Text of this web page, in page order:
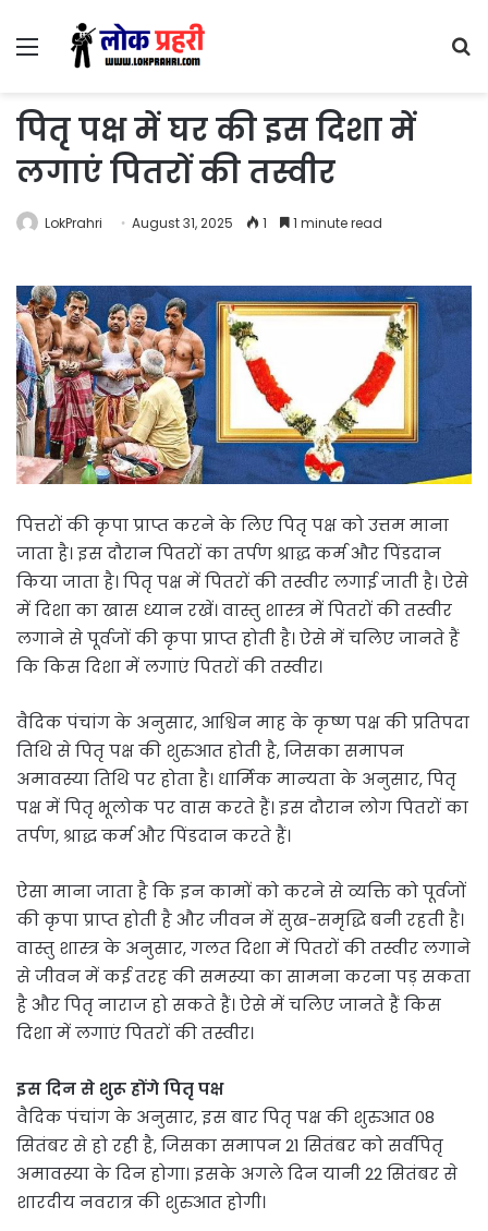
Menu
पितृ पक्ष में घर की इस दिशा में
लगाएं पितरों की तस्वीर
LokPrahri August 31, 2025 1 1 minute read
पित्तरों की कृपा प्राप्त करने के लिए पितृ पक्ष को उत्तम माना
जाता है। इस दौरान पितरों का तर्पण श्राद्ध कर्म और पिंडदान
किया जाता है। पितृ पक्ष में पितरों की तस्वीर लगाई जाती है। ऐसे
में दिशा का खास ध्यान रखें। वास्तु शास्त्र में पितरों की तस्वीर
लगाने से पूर्वजों की कृपा प्राप्त होती है। ऐसे में चलिए जानते हैं
कि किस दिशा में लगाएं पितरों की तस्वीर।
वैदिक पंचांग के अनुसार, आश्विन माह के कृष्ण पक्ष की प्रतिपदा
तिथि से पितृ पक्ष की शुरुआत होती है, जिसका समापन
अमावस्या तिथि पर होता है। धार्मिक मान्यता के अनुसार, पितृ
पक्ष में पितृ भूलोक पर वास करते हैं। इस दौरान लोग पितरों का
तर्पण, श्राद्ध कर्म और पिंडदान करते हैं।
ऐसा माना जाता है कि इन कामों को करने से व्यक्ति को पूर्वजों
की कृपा प्राप्त होती है और जीवन में सुख-समृद्धि बनी रहती है।
वास्तु शास्त्र के अनुसार, गलत दिशा में पितरों की तस्वीर लगाने
से जीवन में कई तरह की समस्या का सामना करना पड़ सकता
है और पितृ नाराज हो सकते हैं। ऐसे में चलिए जानते हैं किस
दिशा में लगाएं पितरों की तस्वीर।
इस दिन से शुरू होंगे पितृ पक्ष
वैदिक पंचांग के अनुसार, इस बार पितृ पक्ष की शुरुआत 08
सितंबर से हो रही है, जिसका समापन 21 सितंबर को सर्वपितृ
अमावस्या के दिन होगा। इसके अगले दिन यानी 22 सितंबर से
शारदीय नवरात्र की शुरुआत होगी।